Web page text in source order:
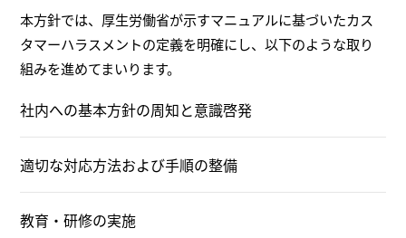
本方針では、厚生労働省が示すマニュアルに基づいたカス
タマーハラスメントの定義を明確にし、以下のような取り
組みを進めてまいります。
社内への基本方針の周知と意識啓発
適切な対応方法および手順の整備
教育・研修の実施